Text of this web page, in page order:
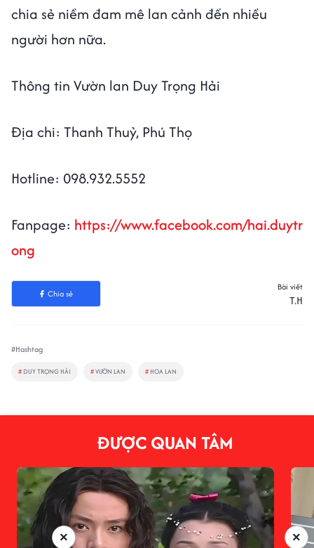
chia sẻ niềm đam mê lan cảnh đến nhiều
người hơn nữa.
Thông tin Vườn lan Duy Trọng Hải
Địa chi: Thanh Thuỷ, Phú Thọ
Hotline: 098.932.5552
Fanpage: https://www.facebook.com/hai.duytr
ong
Chia sẻ
Bài viết
T.H
#Hashtag
# DUY TRỌNG HẢI #VƯỜN LAN # HOA LAN
ĐƯỢC QUAN TÂM
×
×